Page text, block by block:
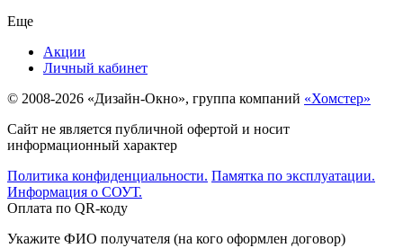
Еще
Акции
Личный кабинет
© 2008-2026 «Дизайн-Окно», группа компаний «Хомстер»
Сайт не является публичной офертой и носит
информационный характер
Политика конфиденциальности. Памятка по эксплуатации.
Информация о СОУТ.
Оплата по QR-коду
Укажите ФИО получателя (на кого оформлен договор)